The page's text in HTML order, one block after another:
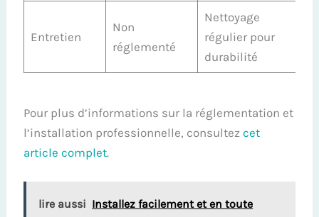
Entretien
Non
réglementé
Nettoyage
régulier pour
durabilité
Pour plus d’informations sur la réglementation et
l’installation professionnelle, consultezcet
article complet.
lire aussi Installez facilement et en toute